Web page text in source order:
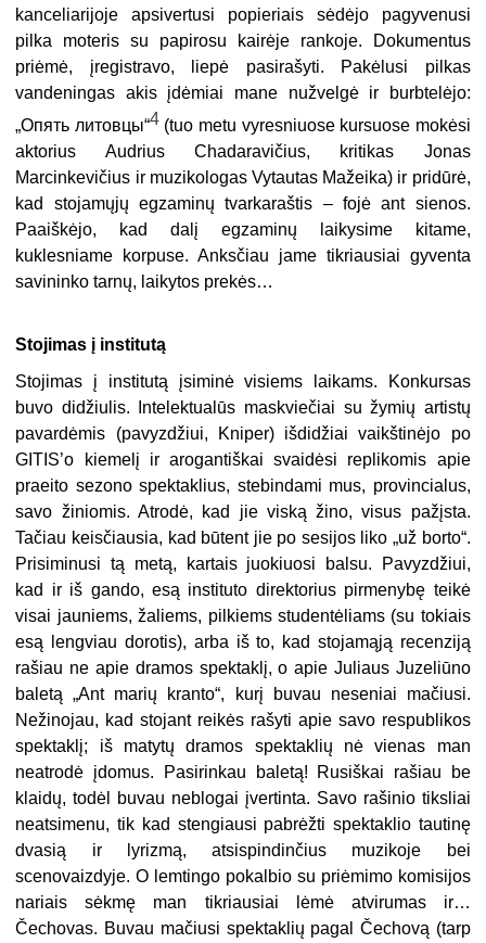
kanceliarijoje apsivertusi popieriais sėdėjo pagyvenusi
pilka moteris su papirosu kairėje rankoje. Dokumentus
priėmė, įregistravo, liepė pasirašyti. Pakėlusi pilkas
vandeningas akis įdėmiai mane nužvelgė ir burbtelėjo:
„Опять литовцы“4(tuo metu vyresniuose kursuose mokėsi
aktorius Audrius Chadaravičius, kritikas Jonas
Marcinkevičius ir muzikologas Vytautas Mažeika) ir pridūrė,
kad stojamųjų egzaminų tvarkaraštis – fojė ant sienos.
Paaiškėjo, kad dalį egzaminų laikysime kitame,
kuklesniame korpuse. Anksčiau jame tikriausiai gyventa
savininko tarnų, laikytos prekės…
Stojimas į institutą
Stojimas į institutą įsiminė visiems laikams. Konkursas
buvo didžiulis. Intelektualūs maskviečiai su žymių artistų
pavardėmis (pavyzdžiui, Kniper) išdidžiai vaikštinėjo po
GITIS’o kiemelį ir arogantiškai svaidėsi replikomis apie
praeito sezono spektaklius, stebindami mus, provincialus,
savo žiniomis. Atrodė, kad jie viską žino, visus pažįsta.
Tačiau keisčiausia, kad būtent jie po sesijos liko „už borto“.
Prisiminusi tą metą, kartais juokiuosi balsu. Pavyzdžiui,
kad ir iš gando, esą instituto direktorius pirmenybę teikė
visai jauniems, žaliems, pilkiems studentėliams (su tokiais
esą lengviau dorotis), arba iš to, kad stojamąją recenziją
rašiau ne apie dramos spektaklį, o apie Juliaus Juzeliūno
baletą „Ant marių kranto“, kurį buvau neseniai mačiusi.
Nežinojau, kad stojant reikės rašyti apie savo respublikos
spektaklį; iš matytų dramos spektaklių nė vienas man
neatrodė įdomus. Pasirinkau baletą! Rusiškai rašiau be
klaidų, todėl buvau neblogai įvertinta. Savo rašinio tiksliai
neatsimenu, tik kad stengiausi pabrėžti spektaklio tautinę
dvasią ir lyrizmą, atsispindinčius muzikoje bei
scenovaizdyje. O lemtingo pokalbio su priėmimo komisijos
nariais sėkmę man tikriausiai lėmė atvirumas ir…
Čechovas. Buvau mačiusi spektaklių pagal Čechovą (tarp